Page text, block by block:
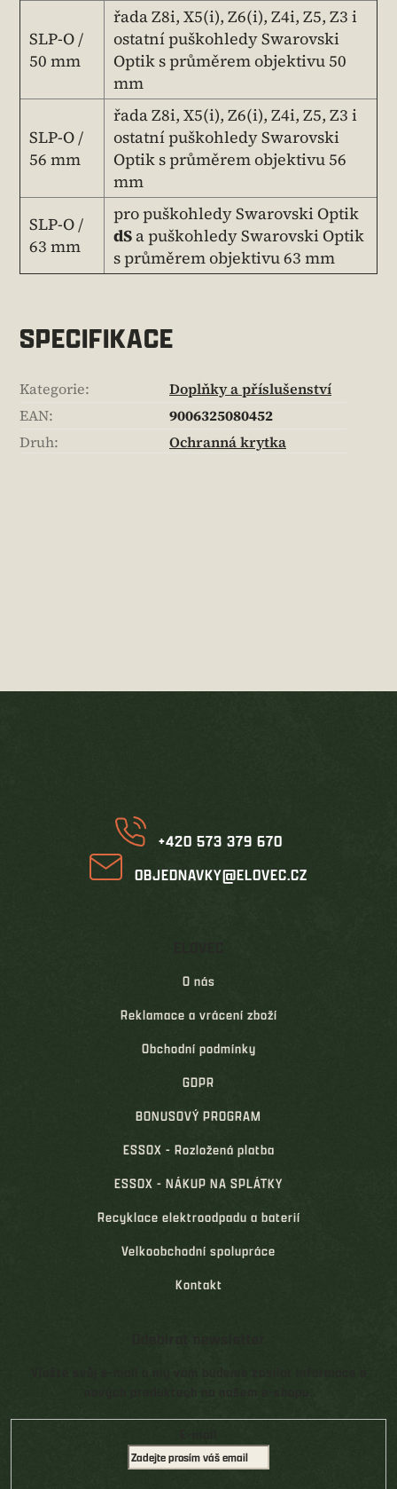
SLP-O /
50 mm
řada Z8i, X5(i), Z6(i), Z4i, Z5, Z3 i
ostatní puškohledy Swarovski
Optik s průměrem objektivu 50
mm
SLP-O /
56 mm
řada Z8i, X5(i), Z6(i), Z4i, Z5, Z3 i
ostatní puškohledy Swarovski
Optik s průměrem objektivu 56
mm
SLP-O /
63 mm
pro puškohledy Swarovski Optik
dS a puškohledy Swarovski Optik
s průměrem objektivu 63 mm
SPECIFIKACE
Kategorie:
Doplňky a příslušenství
EAN:
9006325080452
Druh: Ochranná krytka
+420 573 379 670
OBJEDNAVKY@ELOVEC.CZ
O nás
Reklamace a vrácení zboží
Obchodní podmínky
GDPR
BONUSOVÝ PROGRAM
ESSOX - Rozložená platba
ESSOX - NÁKUP NA SPLÁTKY
Recyklace elektroodpadu a baterií
Velkoobchodní spolupráce
Kontakt